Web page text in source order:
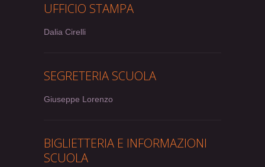
UFFICIO STAMPA
Dalia Cirelli
SEGRETERIA SCUOLA
Giuseppe Lorenzo
BIGLIETTERIA E INFORMAZIONI
SCUOLA